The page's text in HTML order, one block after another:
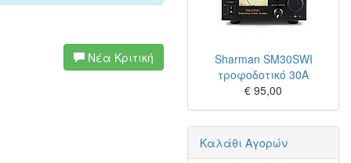
Νέα Κριτική
Sharman SM30SWI
τροφοδοτικό 30A
€ 95,00
Καλάθι Αγορών